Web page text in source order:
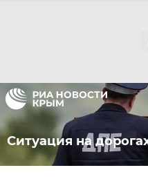
Ситуация на